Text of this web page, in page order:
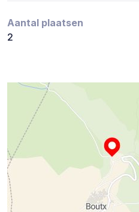
Aantal plaatsen
2